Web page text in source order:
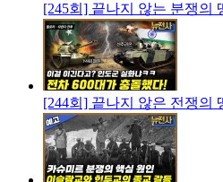
[245회] 끝나지 않는 분쟁의
[244회] 끝나지 않은 전쟁의